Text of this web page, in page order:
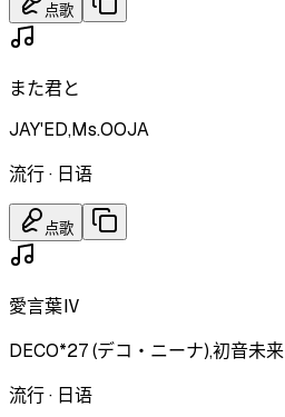
点歌
また君と
JAY'ED,Ms.OOJA
流行· 日语
点歌
愛言葉Ⅳ
DECO*27 (デコ・ニーナ),初音未来
流行· 日语